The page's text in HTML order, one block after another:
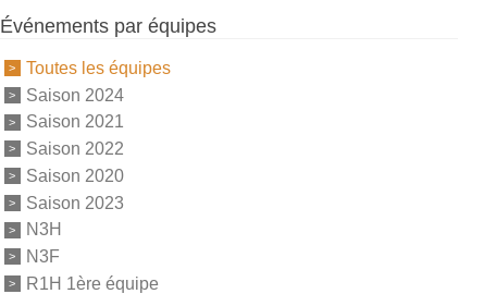
Événements par équipes
Toutes les équipes
Saison 2024
Saison 2021
Saison 2022
Saison 2020
Saison 2023
N3H
N3F
R1H 1ère équipe